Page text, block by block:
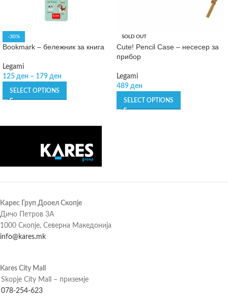
-30%
Bookmark – бележник за книга
Legami
125 ден – 179 ден
SELECT OPTIONS
SOLD OUT
Cute! Pencil Case – несесер за
прибор
Legami
489 ден
SELECT OPTIONS
Карес Груп Дооел Скопје
Дичо Петров 3А
1000 Скопје, Северна Македонија
info@kares.mk
Kares City Mall
Skopje City Mall – приземје
078-254-623